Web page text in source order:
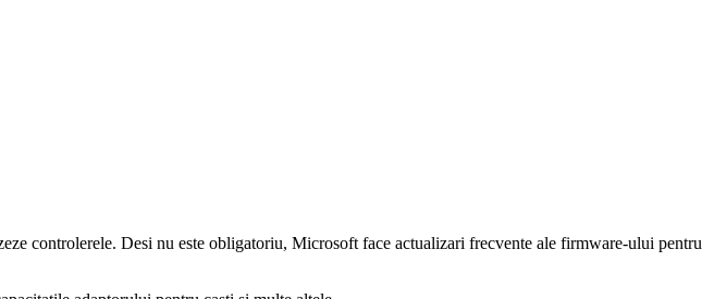
controlerele. Desi nu este obligatoriu, Microsoft face actualizari frecvente ale firmware-ului pentru